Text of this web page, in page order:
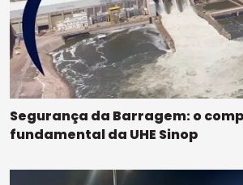
Segurança da Barragem: o
fundamental da UHE Sinop